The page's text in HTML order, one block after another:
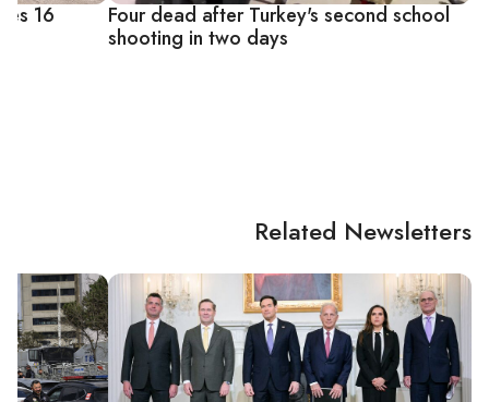
Four dead after Turkey's second school
shooting in two days
16
Related Newsletters